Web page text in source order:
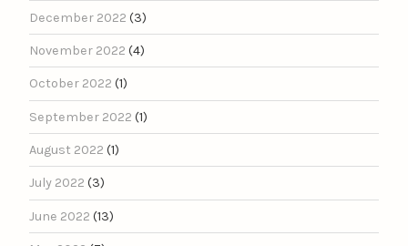
December 2022 (3)
November 2022 (4)
October 2022 (1)
September 2022 (1)
August 2022 (1)
July 2022 (3)
June 2022 (13)